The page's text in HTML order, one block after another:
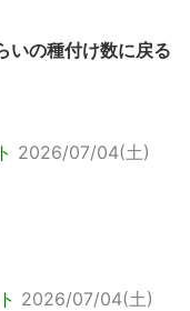
いの種付け数に戻る
2026/07/04(土)
2026/07/04(土)